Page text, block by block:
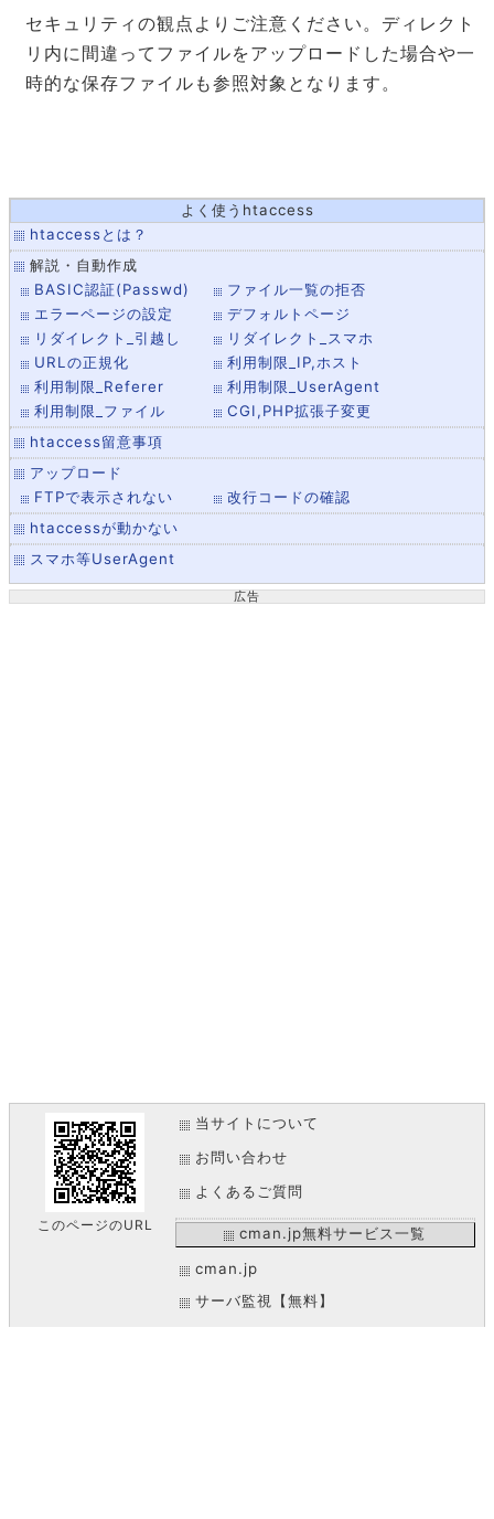
セキュリティの観点よりご注意ください。ディレクト
リ内に間違ってファイルをアップロードした場合や一
時的な保存ファイルも参照対象となります。
よく使うhtaccess
htaccessとは？
解説・自動作成
BASIC認証(Passwd)
ファイル一覧の拒否
エラーページの設定
デフォルトページ
リダイレクト_引越し
リダイレクト_スマホ
URLの正規化
利用制限_IP,ホスト
利用制限_Referer
利用制限_UserAgent
利用制限_ファイル
CGI,PHP拡張子変更
htaccess留意事項
アップロード
FTPで表示されない
改行コードの確認
htaccessが動かない
スマホ等UserAgent
広告
このページのURL
当サイトについて
お問い合わせ
よくあるご質問
cman.jp無料サービス一覧
cman.jp
サーバ監視【無料】